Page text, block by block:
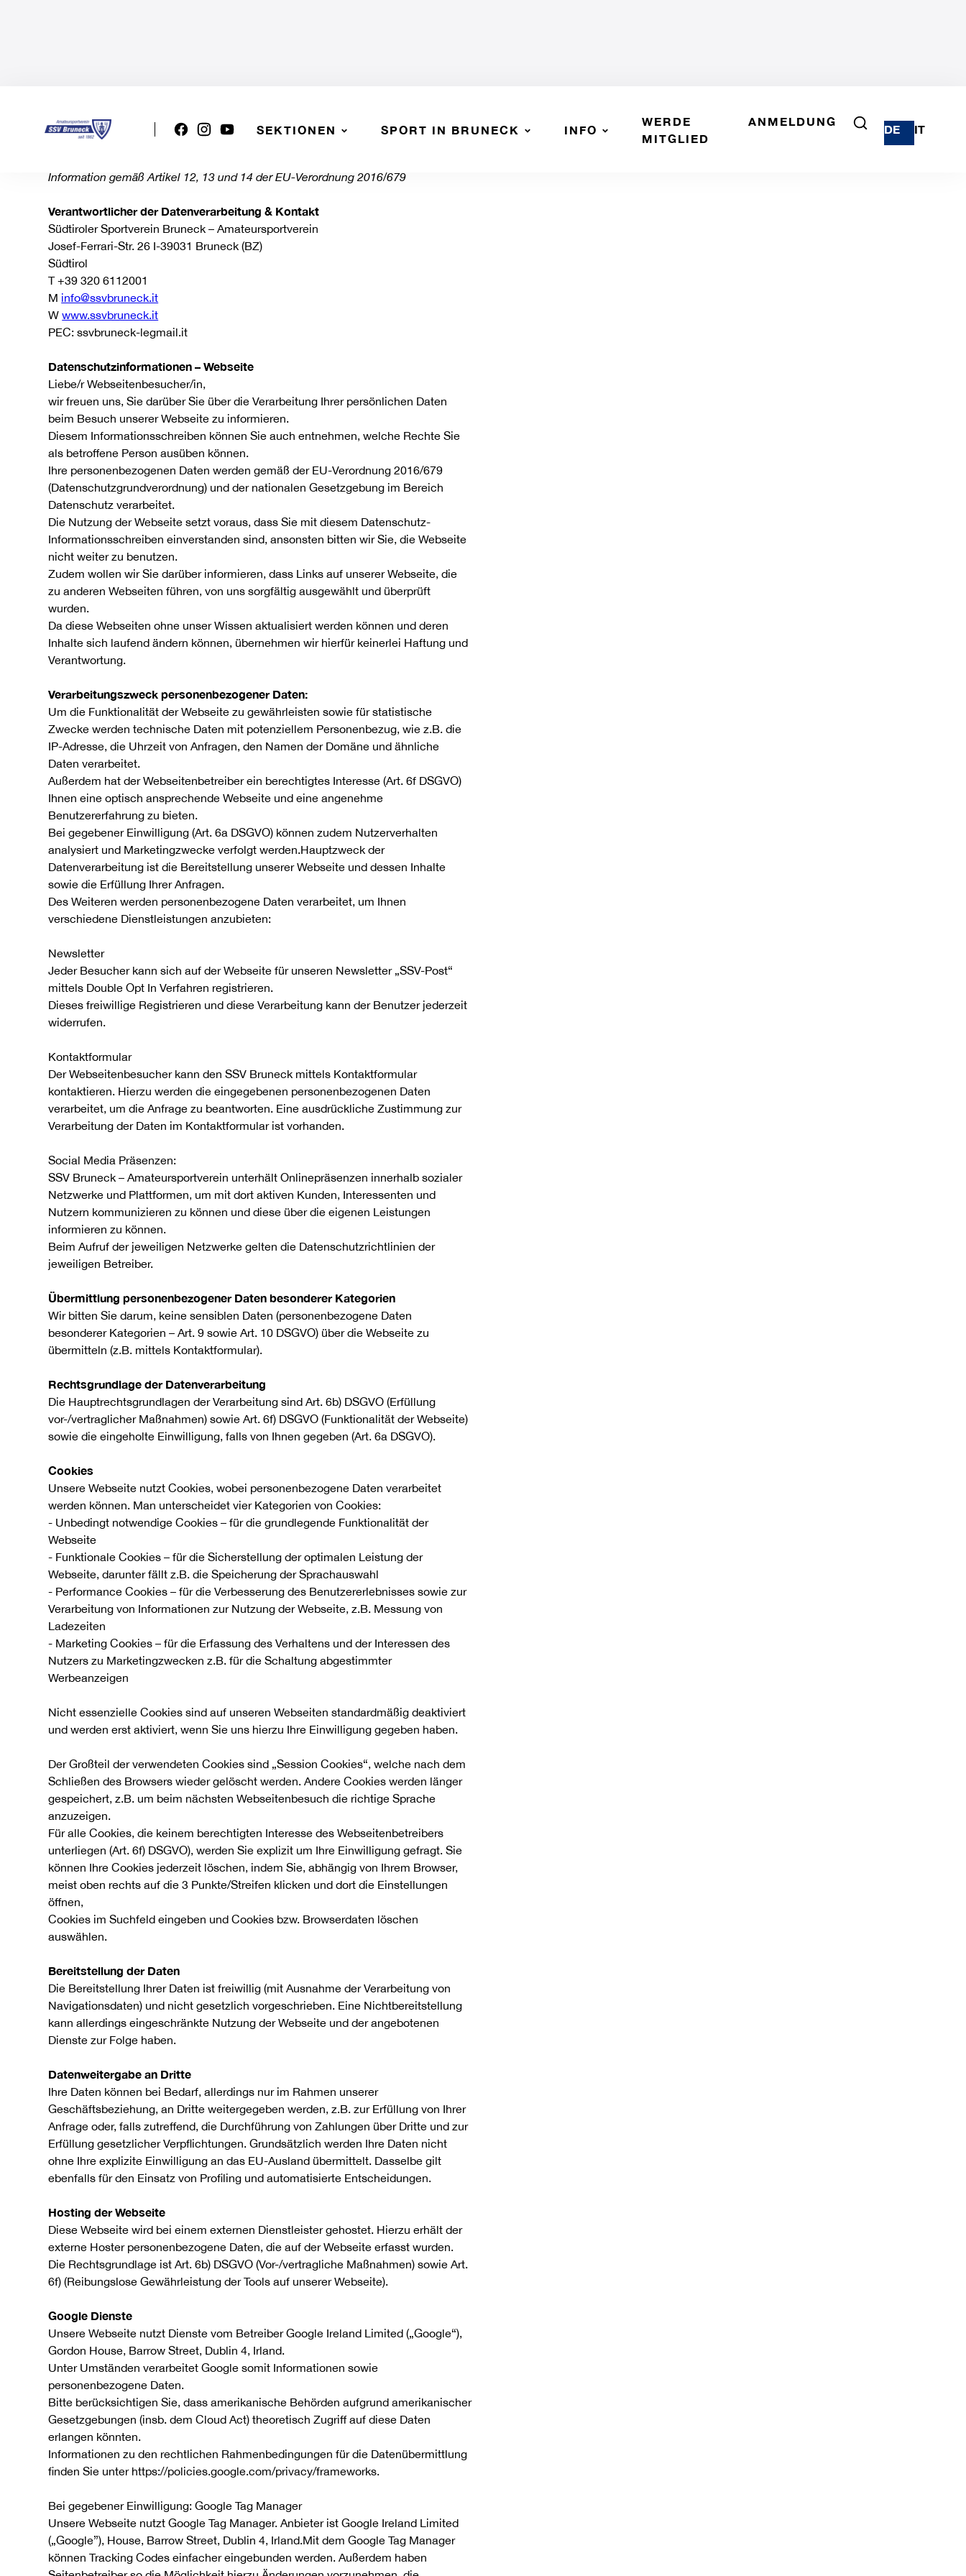
SEKTIONEN SPORT IN BRUNECK INFO
WERDE
MITGLIED
ANMELDUNG
DE IT
DATENSCHUTZERKLÄRUNG
Information gemäß Artikel 12, 13 und 14 der EU-Verordnung 2016/679
Verantwortlicher der Datenverarbeitung & Kontakt
Südtiroler Sportverein Bruneck – Amateursportverein
Josef-Ferrari-Str. 26 I-39031 Bruneck (BZ)
Südtirol
T +39 320 6112001
M info@ssvbruneck.it
Wwww.ssvbruneck.it
PEC: ssvbruneck-legmail.it
Datenschutzinformationen – Webseite
Liebe/r Webseitenbesucher/in,
wir freuen uns, Sie darüber Sie über die Verarbeitung Ihrer persönlichen Daten
beim Besuch unserer Webseite zu informieren.
Diesem Informationsschreiben können Sie auch entnehmen, welche Rechte Sie
als betroffene Person ausüben können.
Ihre personenbezogenen Daten werden gemäß der EU-Verordnung 2016/679
(Datenschutzgrundverordnung) und der nationalen Gesetzgebung im Bereich
Datenschutz verarbeitet.
Die Nutzung der Webseite setzt voraus, dass Sie mit diesem Datenschutz-
Informationsschreiben einverstanden sind, ansonsten bitten wir Sie, die Webseite
nicht weiter zu benutzen.
Zudem wollen wir Sie darüber informieren, dass Links auf unserer Webseite, die
zu anderen Webseiten führen, von uns sorgfältig ausgewählt und überprüft
wurden.
Da diese Webseiten ohne unser Wissen aktualisiert werden können und deren
Inhalte sich laufend ändern können, übernehmen wir hierfür keinerlei Haftung und
Verantwortung.
Verarbeitungszweck personenbezogener Daten:
Um die Funktionalität der Webseite zu gewährleisten sowie für statistische
Zwecke werden technische Daten mit potenziellem Personenbezug, wie z.B. die
IP-Adresse, die Uhrzeit von Anfragen, den Namen der Domäne und ähnliche
Daten verarbeitet.
Außerdem hat der Webseitenbetreiber ein berechtigtes Interesse (Art. 6f DSGVO)
Ihnen eine optisch ansprechende Webseite und eine angenehme
Benutzererfahrung zu bieten.
Bei gegebener Einwilligung (Art. 6a DSGVO) können zudem Nutzerverhalten
analysiert und Marketingzwecke verfolgt werden.Hauptzweck der
Datenverarbeitung ist die Bereitstellung unserer Webseite und dessen Inhalte
sowie die Erfüllung Ihrer Anfragen.
Des Weiteren werden personenbezogene Daten verarbeitet, um Ihnen
verschiedene Dienstleistungen anzubieten:
Newsletter
Jeder Besucher kann sich auf der Webseite für unseren Newsletter „SSV-Post“
mittels Double Opt In Verfahren registrieren.
Dieses freiwillige Registrieren und diese Verarbeitung kann der Benutzer jederzeit
widerrufen.
Kontaktformular
Der Webseitenbesucher kann den SSV Bruneck mittels Kontaktformular
kontaktieren. Hierzu werden die eingegebenen personenbezogenen Daten
verarbeitet, um die Anfrage zu beantworten. Eine ausdrückliche Zustimmung zur
Verarbeitung der Daten im Kontaktformular ist vorhanden.
Social Media Präsenzen:
SSV Bruneck – Amateursportverein unterhält Onlinepräsenzen innerhalb sozialer
Netzwerke und Plattformen, um mit dort aktiven Kunden, Interessenten und
Nutzern kommunizieren zu können und diese über die eigenen Leistungen
informieren zu können.
Beim Aufruf der jeweiligen Netzwerke gelten die Datenschutzrichtlinien der
jeweiligen Betreiber.
Übermittlung personenbezogener Daten besonderer Kategorien
Wir bitten Sie darum, keine sensiblen Daten (personenbezogene Daten
besonderer Kategorien – Art. 9 sowie Art. 10 DSGVO) über die Webseite zu
übermitteln (z.B. mittels Kontaktformular).
Rechtsgrundlage der Datenverarbeitung
Die Hauptrechtsgrundlagen der Verarbeitung sind Art. 6b) DSGVO (Erfüllung
vor-/vertraglicher Maßnahmen) sowie Art. 6f) DSGVO (Funktionalität der Webseite)
sowie die eingeholte Einwilligung, falls von Ihnen gegeben (Art. 6a DSGVO).
Cookies
Unsere Webseite nutzt Cookies, wobei personenbezogene Daten verarbeitet
werden können. Man unterscheidet vier Kategorien von Cookies:
- Unbedingt notwendige Cookies – für die grundlegende Funktionalität der
Webseite
- Funktionale Cookies – für die Sicherstellung der optimalen Leistung der
Webseite, darunter fällt z.B. die Speicherung der Sprachauswahl
- Performance Cookies – für die Verbesserung des Benutzererlebnisses sowie zur
Verarbeitung von Informationen zur Nutzung der Webseite, z.B. Messung von
Ladezeiten
- Marketing Cookies – für die Erfassung des Verhaltens und der Interessen des
Nutzers zu Marketingzwecken z.B. für die Schaltung abgestimmter
Werbeanzeigen
Nicht essenzielle Cookies sind auf unseren Webseiten standardmäßig deaktiviert
und werden erst aktiviert, wenn Sie uns hierzu Ihre Einwilligung gegeben haben.
Der Großteil der verwendeten Cookies sind „Session Cookies“, welche nach dem
Schließen des Browsers wieder gelöscht werden. Andere Cookies werden länger
gespeichert, z.B. um beim nächsten Webseitenbesuch die richtige Sprache
anzuzeigen.
Für alle Cookies, die keinem berechtigten Interesse des Webseitenbetreibers
unterliegen (Art. 6f) DSGVO), werden Sie explizit um Ihre Einwilligung gefragt. Sie
können Ihre Cookies jederzeit löschen, indem Sie, abhängig von Ihrem Browser,
meist oben rechts auf die 3 Punkte/Streifen klicken und dort die Einstellungen
öffnen,
Cookies im Suchfeld eingeben und Cookies bzw. Browserdaten löschen
auswählen.
Bereitstellung der Daten
Die Bereitstellung Ihrer Daten ist freiwillig (mit Ausnahme der Verarbeitung von
Navigationsdaten) und nicht gesetzlich vorgeschrieben. Eine Nichtbereitstellung
kann allerdings eingeschränkte Nutzung der Webseite und der angebotenen
Dienste zur Folge haben.
Datenweitergabe an Dritte
Ihre Daten können bei Bedarf, allerdings nur im Rahmen unserer
Geschäftsbeziehung, an Dritte weitergegeben werden, z.B. zur Erfüllung von Ihrer
Anfrage oder, falls zutreffend, die Durchführung von Zahlungen über Dritte und zur
Erfüllung gesetzlicher Verpflichtungen. Grundsätzlich werden Ihre Daten nicht
ohne Ihre explizite Einwilligung an das EU-Ausland übermittelt. Dasselbe gilt
ebenfalls für den Einsatz von Profiling und automatisierte Entscheidungen.
Hosting der Webseite
Diese Webseite wird bei einem externen Dienstleister gehostet. Hierzu erhält der
externe Hoster personenbezogene Daten, die auf der Webseite erfasst wurden.
Die Rechtsgrundlage ist Art. 6b) DSGVO (Vor-/vertragliche Maßnahmen) sowie Art.
6f) (Reibungslose Gewährleistung der Tools auf unserer Webseite).
Google Dienste
Unsere Webseite nutzt Dienste vom Betreiber Google Ireland Limited („Google“),
Gordon House, Barrow Street, Dublin 4, Irland.
Unter Umständen verarbeitet Google somit Informationen sowie
personenbezogene Daten.
Bitte berücksichtigen Sie, dass amerikanische Behörden aufgrund amerikanischer
Gesetzgebungen (insb. dem Cloud Act) theoretisch Zugriff auf diese Daten
erlangen könnten.
Informationen zu den rechtlichen Rahmenbedingungen für die Datenübermittlung
finden Sie unter https://policies.google.com/privacy/frameworks.
Bei gegebener Einwilligung: Google Tag Manager
Unsere Webseite nutzt Google Tag Manager. Anbieter ist Google Ireland Limited
(„Google”), House, Barrow Street, Dublin 4, Irland.Mit dem Google Tag Manager
können Tracking Codes einfacher eingebunden werden. Außerdem haben